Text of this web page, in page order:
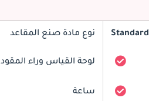
Standard نوع مادة صنع المقاعد
لوحة القياس وراء المقود
ساعة